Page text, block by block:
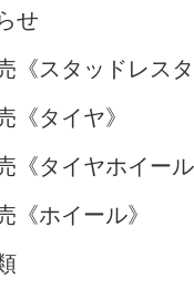
せ
《スタッドレスタ
《タイヤ》
《タイヤホイール
《ホイール》